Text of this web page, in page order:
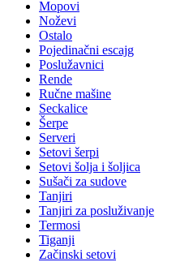
Mopovi
Noževi
Ostalo
Pojedinačni escajg
Poslužavnici
Rende
Ručne mašine
Seckalice
Šerpe
Serveri
Setovi šerpi
Setovi šolja i šoljica
Sušači za sudove
Tanjiri
Tanjiri za posluživanje
Termosi
Tiganji
Začinski setovi